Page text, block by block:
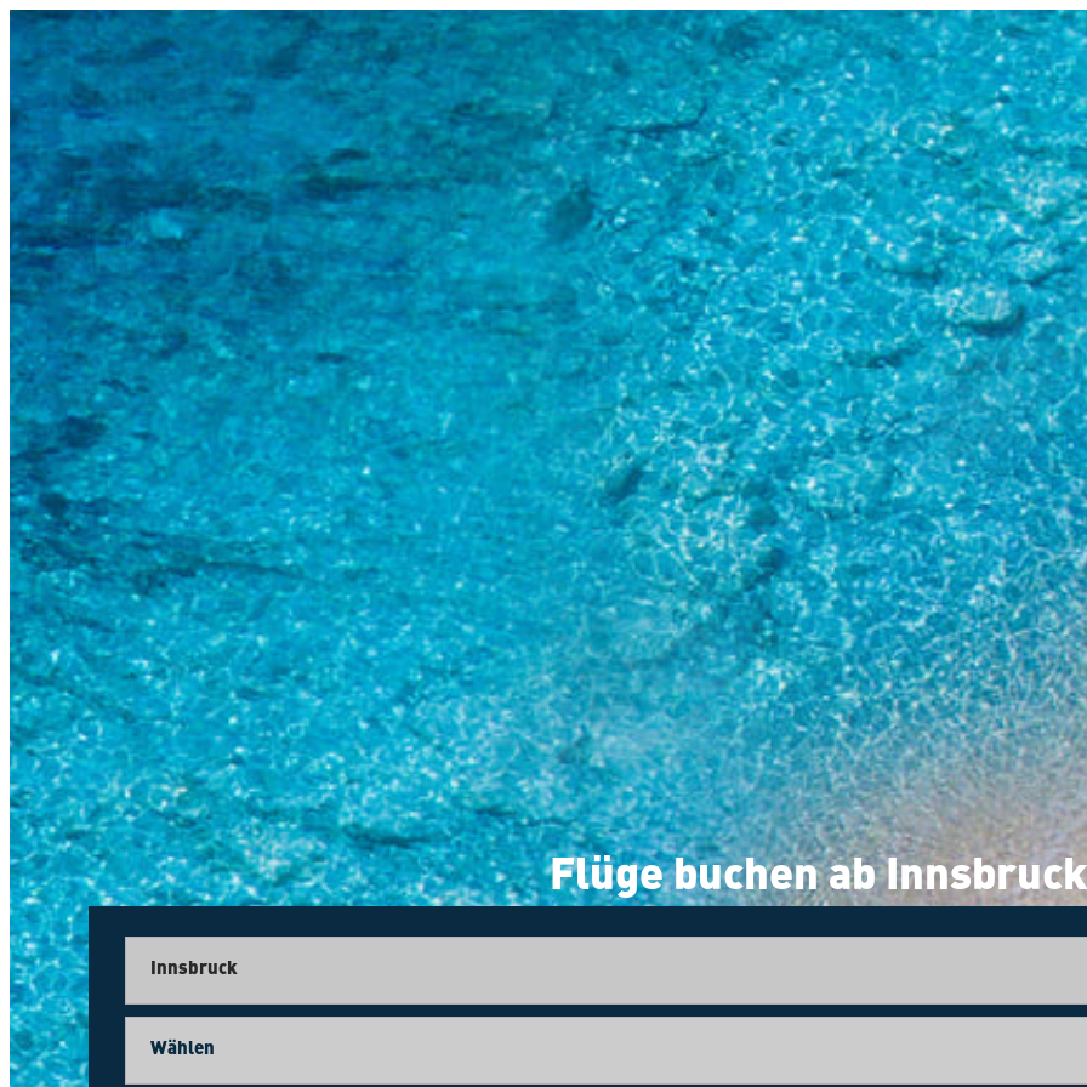
Flüge buchen ab Innsbruck
Innsbruck
Wählen